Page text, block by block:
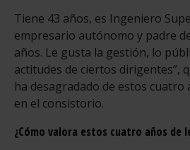
Tiene 43 años, es Ingeniero
empresario autónomo y padre
años. Le gusta la gestión, lo
actitudes de ciertos dirigentes”,
ha desagradado de estos cuatro
en el consistorio.
¿Cómo valora estos cuatro años de